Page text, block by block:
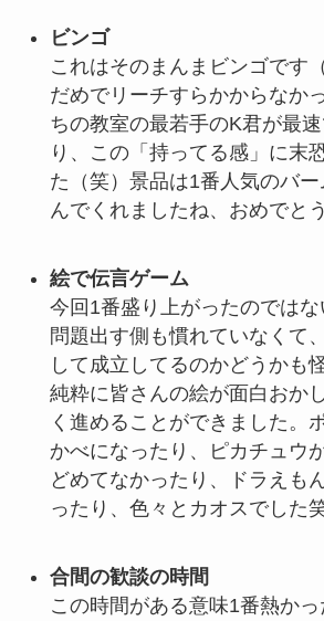
ビンゴ
これはそのまんまビンゴです
だめでリーチすらかからなか
ちの教室の最若手のK君が最
り、この「持ってる感」に末
た（笑）景品は1番人気のバ
んでくれましたね、おめでと
絵で伝言ゲーム
今回1番盛り上がったのではな
問題出す側も慣れていなくて
して成立してるのかどうかも
純粋に皆さんの絵が面白おか
く進めることができました。
かべになったり、ピカチュウ
どめてなかったり、ドラえも
ったり、色々とカオスでした
合間の歓談の時間
この時間がある意味1番熱か